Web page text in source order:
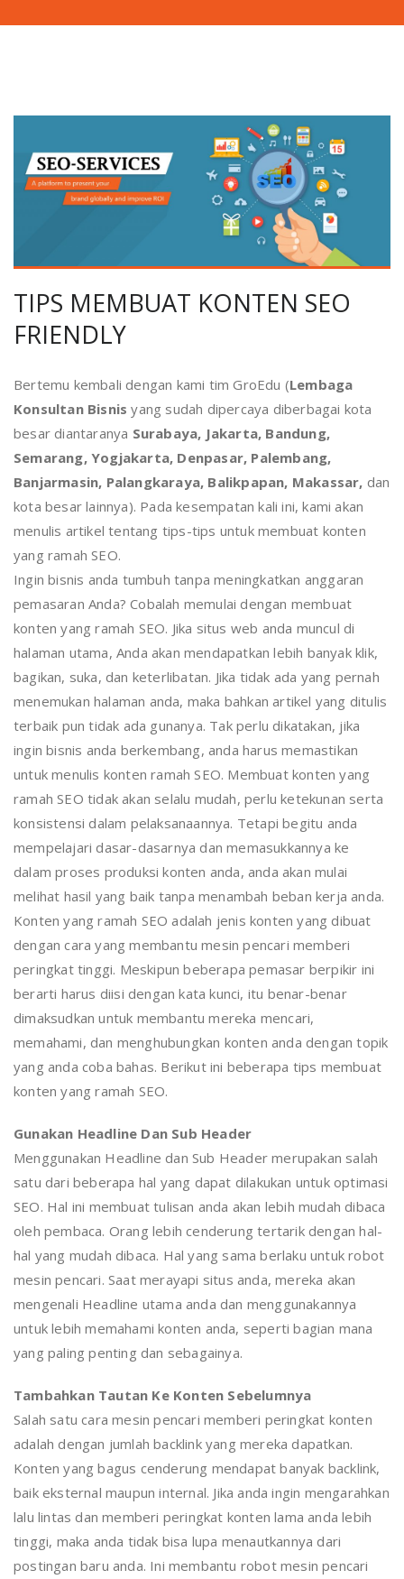
TIPS MEMBUAT KONTEN SEO
FRIENDLY
Bertemu kembali dengan kami tim GroEdu (Lembaga
Konsultan Bisnisyang sudah dipercaya diberbagai kota
besar diantaranya Surabaya, Jakarta, Bandung,
Semarang, Yogjakarta, Denpasar, Palembang,
Banjarmasin, Palangkaraya, Balikpapan, Makassar, dan
kota besar lainnya). Pada kesempatan kali ini, kami akan
menulis artikel tentang tips-tips untuk membuat konten
yang ramah SEO.
Ingin bisnis anda tumbuh tanpa meningkatkan anggaran
pemasaran Anda? Cobalah memulai dengan membuat
konten yang ramah SEO. Jika situs web anda muncul di
halaman utama, Anda akan mendapatkan lebih banyak klik,
bagikan, suka, dan keterlibatan. Jika tidak ada yang pernah
menemukan halaman anda, maka bahkan artikel yang ditulis
terbaik pun tidak ada gunanya. Tak perlu dikatakan, jika
ingin bisnis anda berkembang, anda harus memastikan
untuk menulis konten ramah SEO. Membuat konten yang
ramah SEO tidak akan selalu mudah, perlu ketekunan serta
konsistensi dalam pelaksanaannya. Tetapi begitu anda
mempelajari dasar-dasarnya dan memasukkannya ke
dalam proses produksi konten anda, anda akan mulai
melihat hasil yang baik tanpa menambah beban kerja anda.
Konten yang ramah SEO adalah jenis konten yang dibuat
dengan cara yang membantu mesin pencari memberi
peringkat tinggi. Meskipun beberapa pemasar berpikir ini
berarti harus diisi dengan kata kunci, itu benar-benar
dimaksudkan untuk membantu mereka mencari,
memahami, dan menghubungkan konten anda dengan topik
yang anda coba bahas. Berikut ini beberapa tips membuat
konten yang ramah SEO.
Gunakan Headline Dan Sub Header
Menggunakan Headline dan Sub Header merupakan salah
satu dari beberapa hal yang dapat dilakukan untuk optimasi
SEO. Hal ini membuat tulisan anda akan lebih mudah dibaca
oleh pembaca. Orang lebih cenderung tertarik dengan hal-
hal yang mudah dibaca. Hal yang sama berlaku untuk robot
mesin pencari. Saat merayapi situs anda, mereka akan
mengenali Headline utama anda dan menggunakannya
untuk lebih memahami konten anda, seperti bagian mana
yang paling penting dan sebagainya.
Tambahkan Tautan Ke Konten Sebelumnya
Salah satu cara mesin pencari memberi peringkat konten
adalah dengan jumlah backlink yang mereka dapatkan.
Konten yang bagus cenderung mendapat banyak backlink,
baik eksternal maupun internal. Jika anda ingin mengarahkan
lalu lintas dan memberi peringkat konten lama anda lebih
tinggi, maka anda tidak bisa lupa menautkannya dari
postingan baru anda. Ini membantu robot mesin pencari